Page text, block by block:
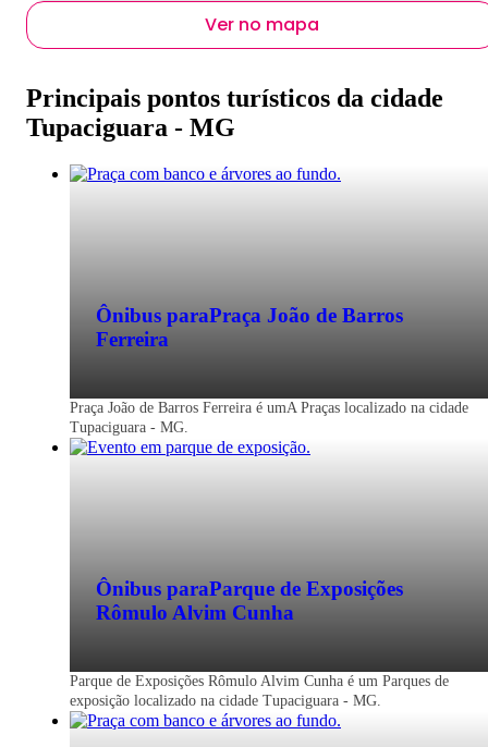
Ver no mapa
Principais pontos turísticos da cidade
Tupaciguara - MG
Ônibus paraPraça João de Barros
Ferreira
Praça João de Barros Ferreira é umA Praças localizado na cidade
Tupaciguara - MG.
Ônibus paraParque de Exposições
Rômulo Alvim Cunha
Parque de Exposições Rômulo Alvim Cunha é um Parques de
exposição localizado na cidade Tupaciguara - MG.